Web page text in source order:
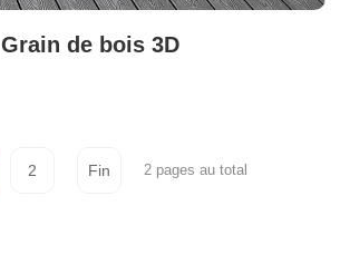
Grain de bois 3D
2 Fin 2 pages au total